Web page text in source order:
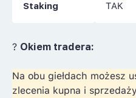
Staking TAK
? Okiem tradera:
Na obu giełdach możesz
zlecenia kupna i